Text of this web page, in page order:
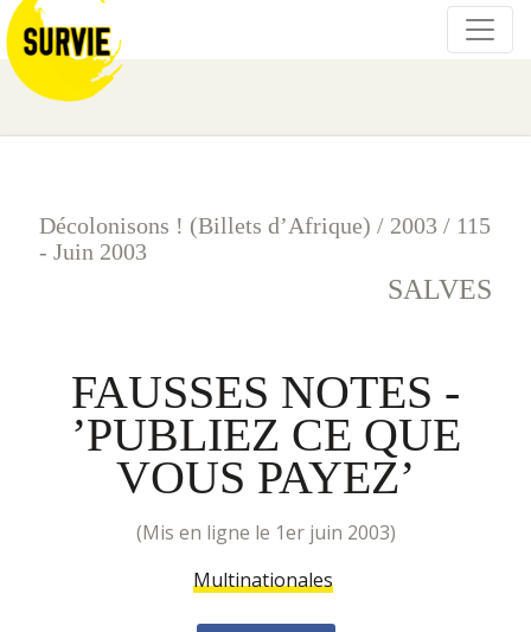
Décolonisons ! (Billets d’Afrique) / 2003 / 115
- Juin 2003
SALVES
FAUSSES NOTES -
’PUBLIEZ CE QUE
VOUS PAYEZ’
(mis en ligne le 1er juin 2003)
Multinationales